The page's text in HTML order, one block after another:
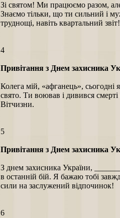
Зі святом! Ми працюємо разом,
Знаємо тільки, що ти сильний і
труднощі, навіть квартальний
4
Привітання з Днем захисника
Колега мій, «афганець»,
свято. Ти воював і дивився
Вітчизни.
5
Привітання з Днем захисника
З днем захисника України,
в останній бій. Я бажаю тобі
сили на заслужений відпочинок!
6